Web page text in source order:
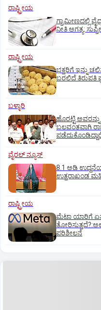
ರಾಷ್ಟ್ರೀಯ
ಗ್ರಾಮೀಣದಲ್ಲಿ
ನೀತಿ ಅಗತ್ಯ:
ರಾಷ್ಟ್ರೀಯ
ಭಕ್ತರಿಗೆ ಇನ್ನು
ಬರಲಿದೆ ತಿರುಪತಿ
ಬಳ್ಳಾರಿ
ಹೊರಟ್ಟಿ
ಬಲವಂತವಾಗಿ
ವೈರಲ್ ನ್ಯೂಸ್
8.1 ಅಡಿ
ಉತ್ತರಾಖಂಡ
ರಾಷ್ಟ್ರೀಯ
ಮೆಟಾ ಯಾರಿಗೆ
ಪರಿಶೀಲನೆ